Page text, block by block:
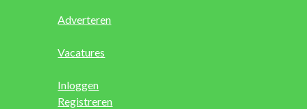
Adverteren
Vacatures
Inloggen
Registreren